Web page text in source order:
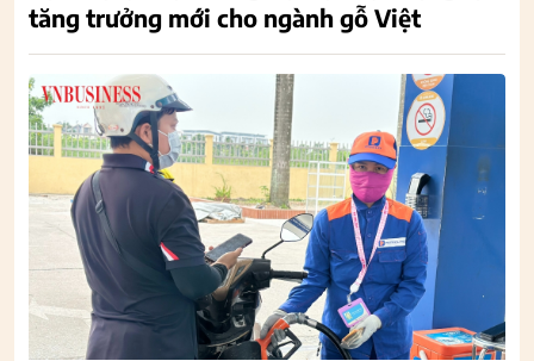
tăng trưởng mới cho ngành gỗ Việt